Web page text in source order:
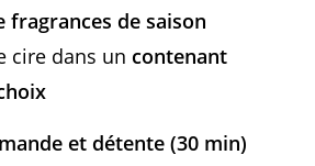
fragrances de saison
cire dans un contenant
et détente (30 min)